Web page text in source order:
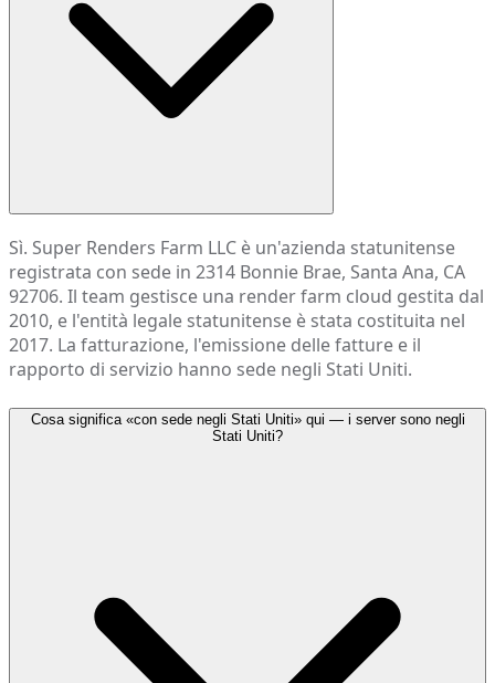
Sì. Super Renders Farm LLC è un'azienda statunitense
registrata con sede in 2314 Bonnie Brae, Santa Ana, CA
92706. Il team gestisce una render farm cloud gestita dal
2010, e l'entità legale statunitense è stata costituita nel
2017. La fatturazione, l'emissione delle fatture e il
rapporto di servizio hanno sede negli Stati Uniti.
Cosa significa «con sede negli Stati Uniti» qui — i server sono negli
Stati Uniti?